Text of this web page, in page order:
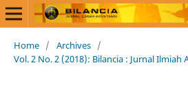
Home / Archives /
Vol. 2 No. 2 (2018): Bilancia : Jurnal Ilmiah